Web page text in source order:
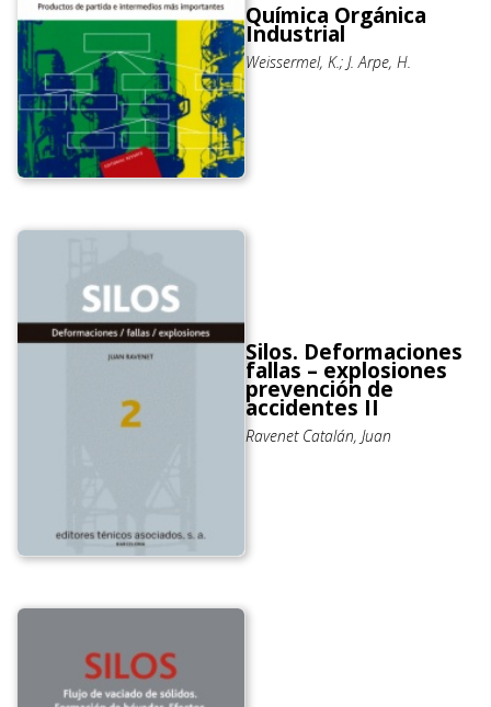
Química Orgánica
Industrial
Weissermel, K.; J. Arpe, H.
Silos. Deformaciones
fallas – explosiones
prevención de
accidentes II
Ravenet Catalán, Juan